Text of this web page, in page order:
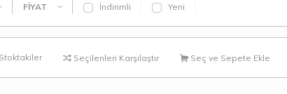
FIYAT İndirimli Yeni
Stoktakiler Seçilenleri Karşılaştır Seç ve Sepete Ekle